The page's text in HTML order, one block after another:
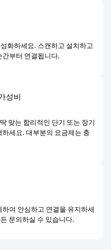
화하세요. 스캔하고 설치하고
부터 연결됩니다.
성비
맞는 합리적인 단기 또는 장기
세요. 대부분의 요금제는 충
여 안심하고 연결을 유지하세
문의하실 수 있습니다.